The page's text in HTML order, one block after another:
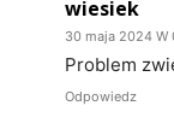
wiesiek
30 maja 2024 W
Problem
Odpowiedz